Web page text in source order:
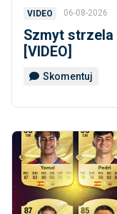
VIDEO 06-08-2026
Szmyt strzela
[VIDEO]
Skomentuj